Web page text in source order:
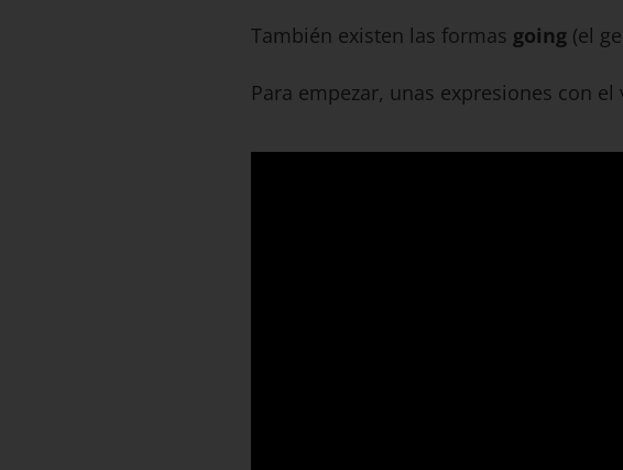
También existen las formas going (el
Para empezar, unas expresiones con